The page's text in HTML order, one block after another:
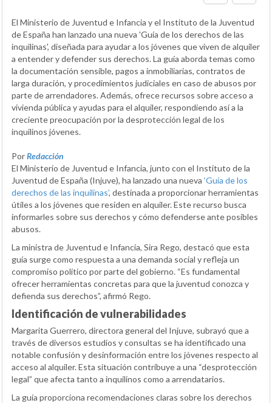
El Ministerio de Juventud e Infancia y el Instituto de la Juventud
de España han lanzado una nueva 'Guía de los derechos de las
inquilinas', diseñada para ayudar a los jóvenes que viven de alquiler
a entender y defender sus derechos. La guía aborda temas como
la documentación sensible, pagos a inmobiliarias, contratos de
larga duración, y procedimientos judiciales en caso de abusos por
parte de arrendadores. Además, ofrece recursos sobre acceso a
vivienda pública y ayudas para el alquiler, respondiendo así a la
creciente preocupación por la desprotección legal de los
inquilinos jóvenes.
PorRedacción
El Ministerio de Juventud e Infancia, junto con el Instituto de la
Juventud de España (Injuve), ha lanzado una nueva ‘Guía de los
derechos de las inquilinas’, destinada a proporcionar herramientas
útiles a los jóvenes que residen en alquiler. Este recurso busca
informarles sobre sus derechos y cómo defenderse ante posibles
abusos.
La ministra de Juventud e Infancia, Sira Rego, destacó que esta
guía surge como respuesta a una demanda social y refleja un
compromiso político por parte del gobierno. “Es fundamental
ofrecer herramientas concretas para que la juventud conozca y
defienda sus derechos”, afirmó Rego.
Identificación de vulnerabilidades
Margarita Guerrero, directora general del Injuve, subrayó que a
través de diversos estudios y consultas se ha identificado una
notable confusión y desinformación entre los jóvenes respecto al
acceso al alquiler. Esta situación contribuye a una “desprotección
legal” que afecta tanto a inquilinos como a arrendatarios.
La guía proporciona recomendaciones claras sobre los derechos